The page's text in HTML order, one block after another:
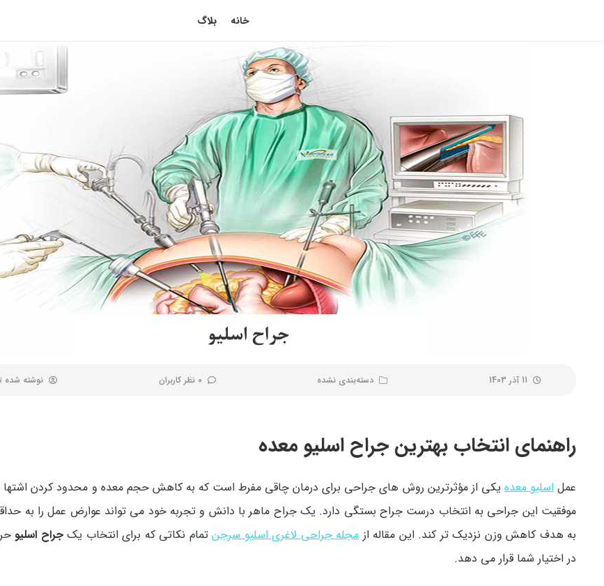
خانه بلاگ
11 آذر 1403 دسته‌بندی نشده 0 نظر کاربران نوشته شده
راهنمای انتخاب بهترین جراح اسلیو معده
عملاسلیو معدهیکی از مؤثرترین روش های جراحی برای درمان چاقی مفرط است که به کاهش حجم معده و محدود کردن اشتها
موفقیت این جراحی به انتخاب درست جراح بستگی دارد. یک جراح ماهر با دانش و تجربه خود می تواند عوارض عمل را به
به هدف کاهش وزن نزدیک تر کند. این مقاله ازمجله جراحی لاغری اسلیو سرجنتمام نکاتی که برای انتخاب یکجراح اسلیو
در اختیار شما قرار می دهد.